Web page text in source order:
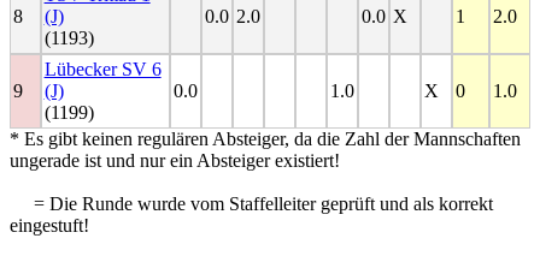
8
(J)
(1193)
0.0 2.0 0.0 X 1 2.0
9
Lübecker SV 6
(J)
(1199)
0.0 1.0 X 0 1.0
* Es gibt keinen regulären Absteiger, da die Zahl der Mannschaften
ungerade ist und nur ein Absteiger existiert!
= Die Runde wurde vom Staffelleiter geprüft und als korrekt
eingestuft!